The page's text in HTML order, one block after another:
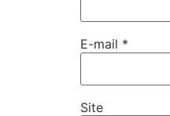
E-mail *
Site